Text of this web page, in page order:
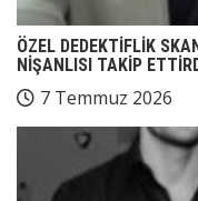
ÖZEL DEDEKTİFLİK
NİŞANLISI TAKİP
7 Temmuz 2026